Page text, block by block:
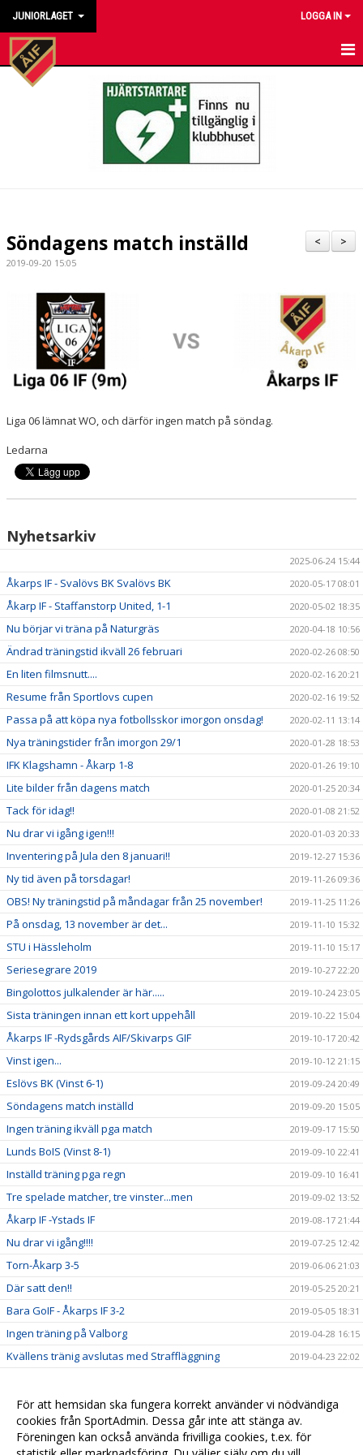
JUNIORLAGET LOGGA IN
HEM
BILDGALLERI
DOKUMENT
KONTAKT
>
<
Söndagens match inställd
2019-09-20 15:05
Liga 06 lämnat WO, och därför ingen match på söndag.
Ledarna
Nyhetsarkiv
2025-06-24 15:44
Åkarps IF - Svalövs BK Svalövs BK 2020-05-17 08:01
Åkarp IF - Staffanstorp United, 1-1 2020-05-02 18:35
Nu börjar vi träna på Naturgräs 2020-04-18 10:56
Ändrad träningstid ikväll 26 februari 2020-02-26 08:50
En liten filmsnutt.... 2020-02-16 20:21
Resume från Sportlovs cupen 2020-02-16 19:52
Passa på att köpa nya fotbollsskor imorgon onsdag! 2020-02-11 13:14
Nya träningstider från imorgon 29/1 2020-01-28 18:53
IFK Klagshamn - Åkarp 1-8 2020-01-26 19:10
Lite bilder från dagens match 2020-01-25 20:34
Tack för idag!! 2020-01-08 21:52
Nu drar vi igång igen!!! 2020-01-03 20:33
Inventering på Jula den 8 januari!! 2019-12-27 15:36
Ny tid även på torsdagar! 2019-11-26 09:36
OBS! Ny träningstid på måndagar från 25 november! 2019-11-25 11:26
På onsdag, 13 november är det... 2019-11-10 15:32
STU i Hässleholm 2019-11-10 15:17
Seriesegrare 2019 2019-10-27 22:20
Bingolottos julkalender är här..... 2019-10-24 23:05
Sista träningen innan ett kort uppehåll 2019-10-22 15:04
Åkarps IF -Rydsgårds AIF/Skivarps GIF 2019-10-17 20:42
Vinst igen... 2019-10-12 21:15
Eslövs BK (Vinst 6-1) 2019-09-24 20:49
Söndagens match inställd 2019-09-20 15:05
Ingen träning ikväll pga match 2019-09-17 15:50
Lunds BoIS (Vinst 8-1) 2019-09-10 22:41
Inställd träning pga regn 2019-09-10 16:41
Tre spelade matcher, tre vinster...men 2019-09-02 13:52
Åkarp IF -Ystads IF 2019-08-17 21:44
Nu drar vi igång!!!! 2019-07-25 12:42
Torn-Åkarp 3-5 2019-06-06 21:03
Där satt den!! 2019-05-25 20:21
Bara GoIF - Åkarps IF 3-2 2019-05-05 18:31
Ingen träning på Valborg 2019-04-28 16:15
Kvällens tränig avslutas med Straffläggning 2019-04-23 22:02
Match mot Lödde 2019-04-23 18:13
Långledighet.....Njut 2019-04-19 14:08
För att hemsidan ska fungera korrekt använder vi nödvändiga
cookies från SportAdmin. Dessa går inte att stänga av.
Föreningen kan också använda frivilliga cookies, t.ex. för